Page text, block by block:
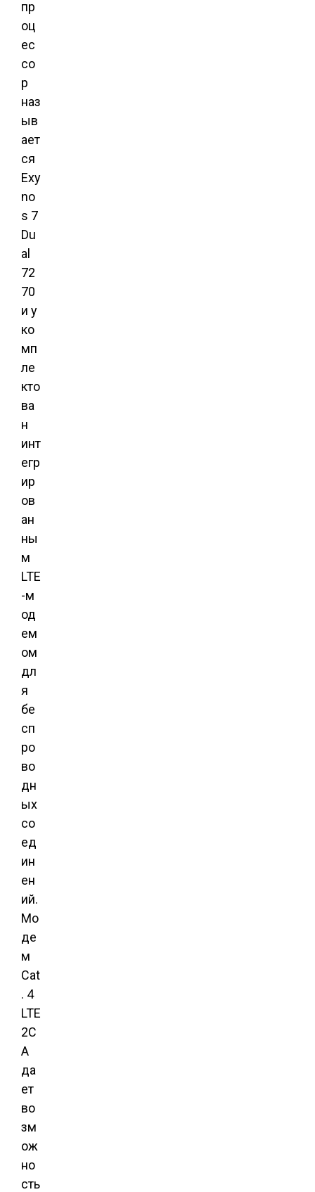
пр
оц
ес
со
р
наз
ыв
ает
ся
Exy
no
s 7
Du
al
72
70
и у
ко
мп
ле
кто
ва
н
инт
егр
ир
ов
ан
ны
м
LTE
-м
од
ем
ом
дл
я
бе
сп
ро
во
дн
ых
со
ед
ин
ен
ий.
Мо
де
м
Cat
. 4
LTE
2C
A
да
ет
во
зм
ож
но
сть